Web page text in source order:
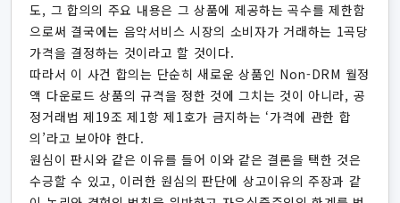
도, 그 합의의 주요 내용은 그 상품에 제공하는 곡수를 제한함
으로써 결국에는 음악서비스 시장의 소비자가 거래하는 1곡당
가격을 결정하는 것이라고 할 것이다.
따라서 이 사건 합의는 단순히 새로운 상품인 Non-DRM 월정
액 다운로드 상품의 규격을 정한 것에 그치는 것이 아니라, 공
정거래법 제19조 제1항 제1호가 금지하는 ‘가격에 관한 합
의’라고 보아야 한다.
원심이 판시와 같은 이유를 들어 이와 같은 결론을 택한 것은
수긍할 수 있고, 이러한 원심의 판단에 상고이유의 주장과 같